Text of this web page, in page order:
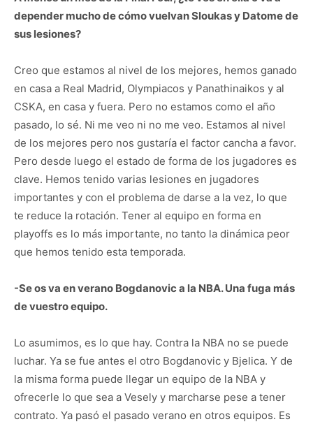
depender mucho de cómo vuelvan Sloukas y Datome de
sus lesiones?
Creo que estamos al nivel de los mejores, hemos ganado
en casa a Real Madrid, Olympiacos y Panathinaikos y al
CSKA, en casa y fuera. Pero no estamos como el año
pasado, lo sé. Ni me veo ni no me veo. Estamos al nivel
de los mejores pero nos gustaría el factor cancha a favor.
Pero desde luego el estado de forma de los jugadores es
clave. Hemos tenido varias lesiones en jugadores
importantes y con el problema de darse a la vez, lo que
te reduce la rotación. Tener al equipo en forma en
playoffs es lo más importante, no tanto la dinámica peor
que hemos tenido esta temporada.
-Se os va en verano Bogdanovic a la NBA. Una fuga más
de vuestro equipo.
Lo asumimos, es lo que hay. Contra la NBA no se puede
luchar. Ya se fue antes el otro Bogdanovic y Bjelica. Y de
la misma forma puede llegar un equipo de la NBA y
ofrecerle lo que sea a Vesely y marcharse pese a tener
contrato. Ya pasó el pasado verano en otros equipos. Es